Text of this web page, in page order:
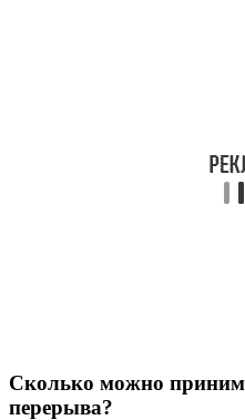
Сколько можно
перерыва?